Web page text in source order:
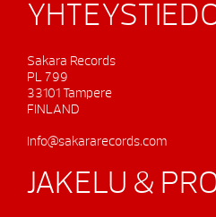
Sakara Records
PL 799
33101 Tampere
FINLAND
info@sakararecords.com
JAKELU &